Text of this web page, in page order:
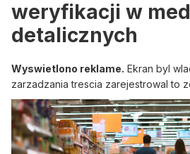
weryfikacji w
detalicznych
Wyswietlono reklame. Ekran byl
zarzadzania trescia zarejestrowal to